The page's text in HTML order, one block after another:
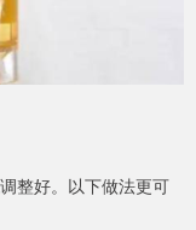
整好。以下做法更可